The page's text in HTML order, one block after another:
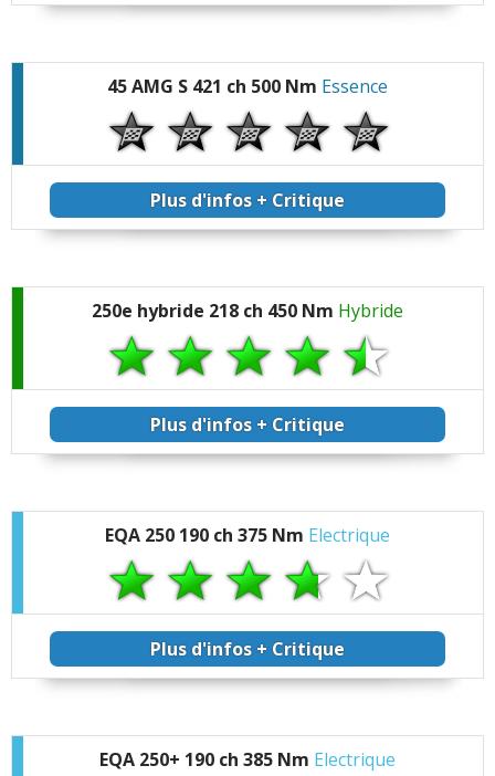
45 AMG S 421 ch 500 Nm Essence
Plus d'infos + Critique
250e hybride 218 ch 450 Nm Hybride
Plus d'infos + Critique
EQA 250 190 ch 375 Nm Electrique
Plus d'infos + Critique
EQA 250+ 190 ch 385 Nm Electrique